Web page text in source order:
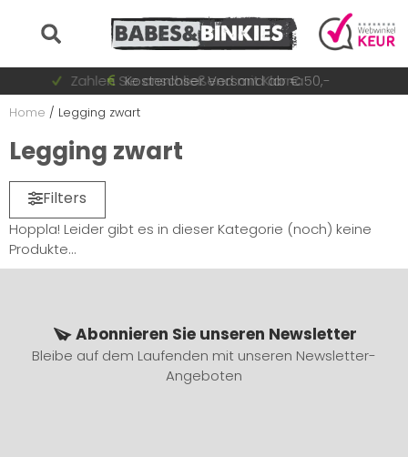
Zahlen Sie anschließend mit Klarna
Schnell wechselnde Sammlung
Kostenloser Versand ab € 50,-
Auf Lager = sofort versandt
Home / Legging zwart
Legging zwart
Filters
Hoppla! Leider gibt es in dieser Kategorie (noch) keine
Produkte...
Abonnieren Sie unseren Newsletter
Bleibe auf dem Laufenden mit unseren Newsletter-
Angeboten